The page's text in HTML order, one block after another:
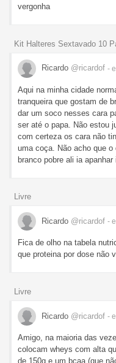
vergonha
Kit Halteres Sextavado 10
Ricardo @ricardof -
Aqui na minha cidade
tranqueira que gostam de
dar um soco nesses cara
ser até o papa. Não estou
com certeza os cara não
uma coça. Não acho que
branco pobre ali ia apanhar
Livre
Ricardo @ricardof -
Fica de olho na tabela
que proteina por dose não
Livre
Ricardo @ricardof -
Amigo, na maioria das
colocam wheys com alta
de 150g e um bcaa (que